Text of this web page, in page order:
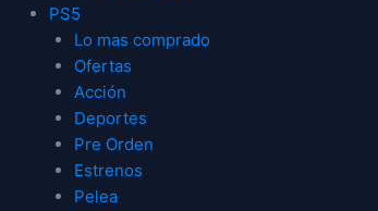
PS5
Lo mas comprado
Ofertas
Acción
Deportes
Pre Orden
Estrenos
Pelea